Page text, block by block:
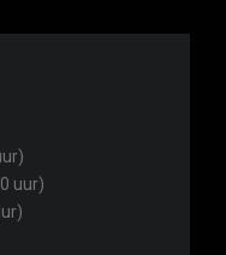
uur)